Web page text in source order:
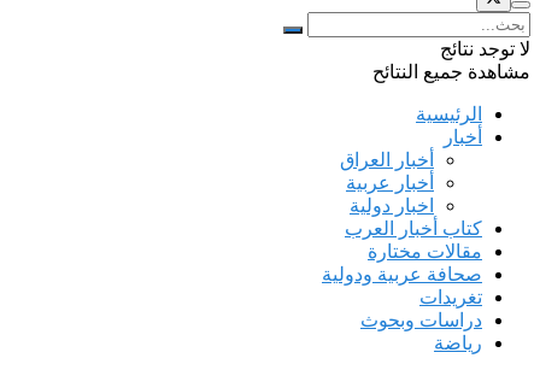
لا توجد نتائج
مشاهدة جميع النتائح
الرئيسية
أخبار
أخبار العراق
أخبار عربية
اخبار دولية
كتاب أخبار العرب
مقالات مختارة
صحافة عربية ودولية
تغريدات
دراسات وبحوث
رياضة